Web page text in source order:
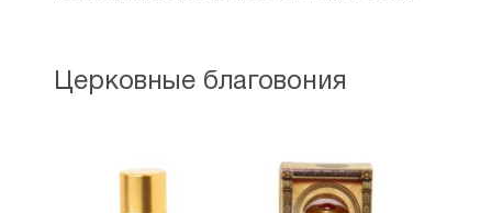
Церковные благовония